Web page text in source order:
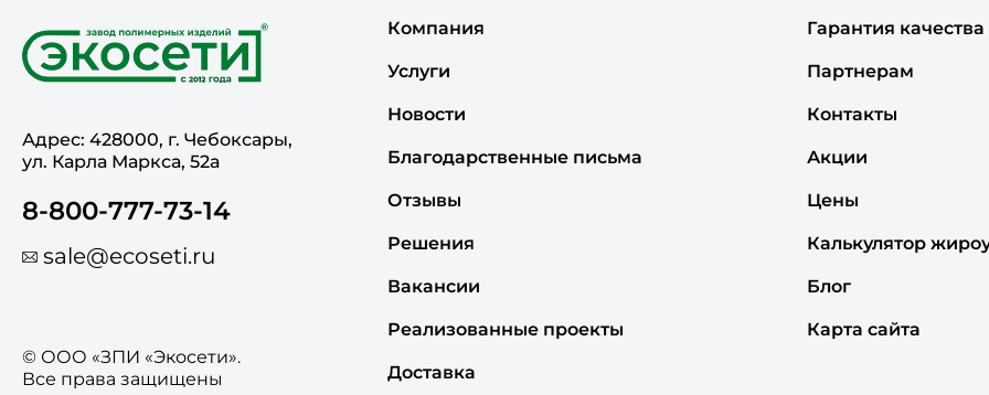
Адрес: 428000, г. Чебоксары,
ул. Карла Маркса, 52а
8-800-777-73-14
sale@ecoseti.ru
© ООО «ЗПИ «Экосети».
Все права защищены
Компания
Услуги
Новости
Благодарственные письма
Отзывы
Решения
Вакансии
Реализованные проекты
Доставка
Гарантия качества
Партнерам
Контакты
Акции
Цены
Калькулятор
Блог
Карта сайта